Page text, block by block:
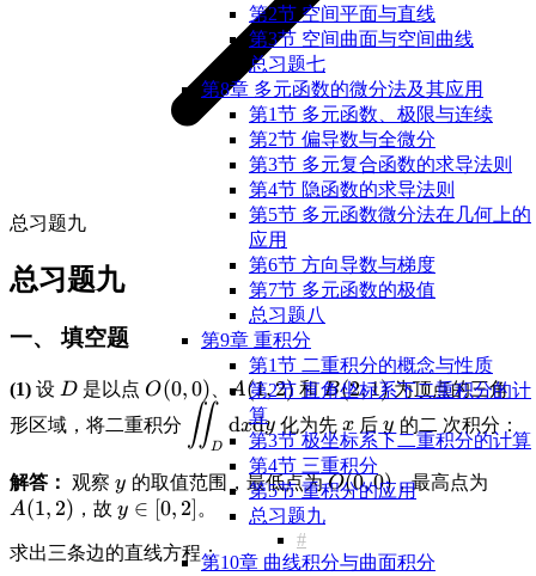
第2节 空间平面与直线
第3节 空间曲面与空间曲线
总习题七
第8章 多元函数的微分法及其应用
第1节 多元函数、极限与连续
第2节 偏导数与全微分
第3节 多元复合函数的求导法则
第4节 隐函数的求导法则
第5节 多元函数微分法在几何上的
应用
第6节 方向导数与梯度
第7节 多元函数的极值
总习题八
第9章 重积分
第1节 ⼆重积分的概念与性质
第2节 直⾓坐标系下⼆重积分的计
算
第3节 极坐标系下⼆重积分的计算
第4节 三重积分
第5节 重积分的应用
总习题九
第10章 曲线积分与曲面积分
总习题九
总习题九
一、 填空题
(1) 设 \displaystyle
D
D 是以点 \displaystyle
O(0,0)
O(0,0)
\displaystyle
A(1,2)
A(1,2)和\displaystyle
B(2,1)
B(2,1)为顶点的三角
形区域，将二重积分
\displaystyle
\iint_D
\text{d}x\text{d}y
∬D
dxdy 化为先\displaystyle
x
x 后\displaystyle
y
y 的二 次积分：
解答： 观察 \displaystyle
y
y 的取值范围，最低点为\displaystyle
O(0,0)
O(0,0)，最高点为
A(1, 2) ，故 \displaystyle
y ∈ [0, 2] 。
求出三条边的直线方程：